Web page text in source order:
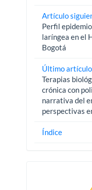
Artículo
Perfil
laríngea en el
Bogotá
Último artículo
Terapias
crónica con
narrativa del
perspectivas
Índice